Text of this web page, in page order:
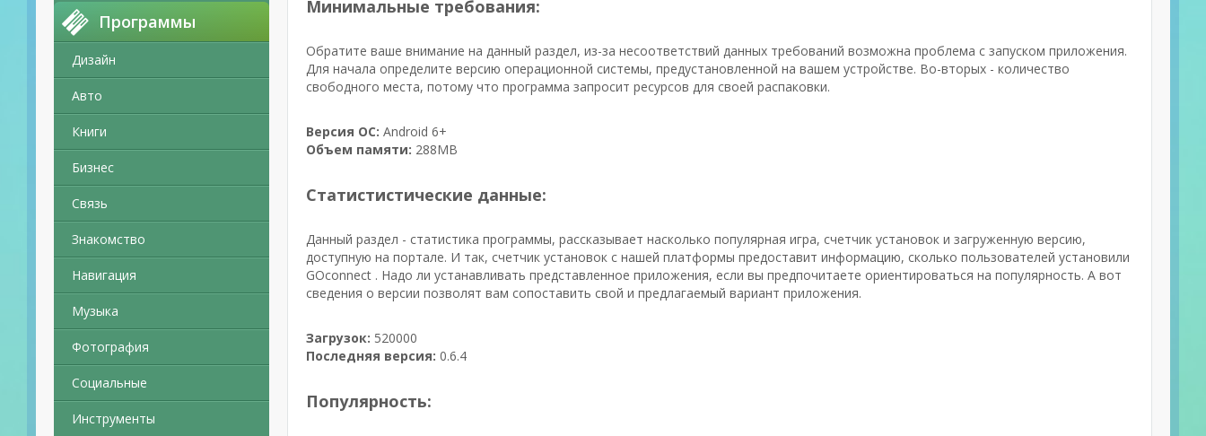
Программы
Дизайн
Авто
Книги
Бизнес
Связь
Знакомство
Навигация
Музыка
Фотография
Социальные
Инструменты
Минимальные требования:
Обратите ваше внимание на данный раздел, из-за несоответствий данных требований возможна проблема с запуском приложения.
Для начала определите версию операционной системы, предустановленной на вашем устройстве. Во-вторых - количество
свободного места, потому что программа запросит ресурсов для своей распаковки.
Версия ОС: Android 6+
Объем памяти: 288MB
Статистистические данные:
Данный раздел - статистика программы, рассказывает насколько популярная игра, счетчик установок и загруженную версию,
доступную на портале. И так, счетчик установок с нашей платформы предоставит информацию, сколько пользователей установили
GOconnect . Надо ли устанавливать представленное приложения, если вы предпочитаете ориентироваться на популярность. А вот
сведения о версии позволят вам сопоставить свой и предлагаемый вариант приложения.
Загрузок: 520000
Последняя версия: 0.6.4
Популярность: